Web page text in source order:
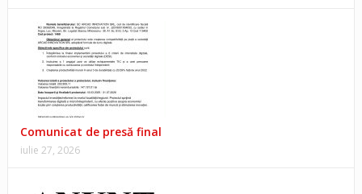
Comunicat de presă final
iulie 27, 2026